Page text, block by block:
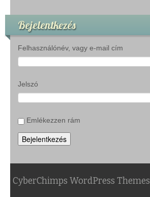
Bejelentkezés
Felhasználónév, vagy e-mail cím
Jelszó
Emlékezzen rám
Bejelentkezés
CyberChimps WordPress Themes